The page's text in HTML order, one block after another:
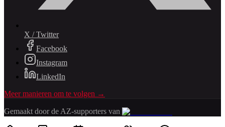
X / Twitter
Facebook
Instagram
LinkedIn
Meer manieren om te volgen →
Gemaakt door de AZ-supporters van